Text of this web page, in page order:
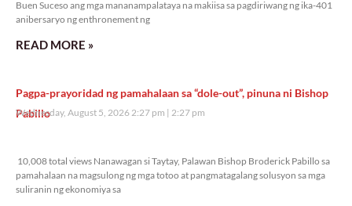
Buen Suceso ang mga mananampalataya na makiisa sa pagdiriwang ng ika-401
anibersaryo ng enthronement ng
READ MORE »
Pagpa-prayoridad ng pamahalaan sa “dole-out”, pinuna ni Bishop
Pabillo
Wednesday, August 5, 2026 2:27 pm 2:27 pm
10,008 total views Nanawagan si Taytay, Palawan Bishop Broderick Pabillo sa
pamahalaan na magsulong ng mga totoo at pangmatagalang solusyon sa mga
suliranin ng ekonomiya sa